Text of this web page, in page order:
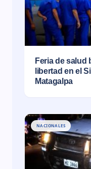
Feria de salud
libertad en el
Matagalpa
NACIONALES